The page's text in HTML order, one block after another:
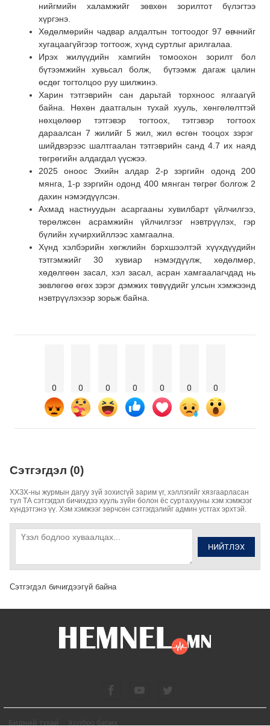
нийгмийн халамжийг зөвхөн зорилтот бүлэгтээ
хүргэнэ.
Хөдөлмөрийн чадвар алдалтын тогтоодог 97 өвчнийг
хугацаагүйгээр тогтоож, хүнд суртлыг арилгалаа.
Ирэх жилүүдийн хамгийн томоохон зорилт бол
бүтээмжийн хувьсал болж, бүтээмж дагаж цалин
өсдөг тогтолцоо руу шилжинэ.
Харин тэтгэврийн сан дарьтай торхноос ялгаагүй
байна. Нөхөн даатгалын тухай хууль, хөнгөлөлттэй
нөхцөлөөр тэтгэвэр тогтоох, тэтгэвэр тогтоох
дараалсан 7 жилийг 5 жил, жил өсгөн тооцох зэрэг
шийдвэрээс шалтгаалан тэтгэврийн санд 4.7 их наяд
төгрөгийн алдагдал үүсжээ.
2025 оноос Эхийн алдар 2-р зэргийн одонд 200
мянга, 1-р зэргийн одонд 400 мянган төгрөг болгож 2
дахин нэмэгдүүлсэн.
Ахмад настнуудын асаргааны хувилбарт үйлчилгээ,
төрөлжсөн асрамжийн үйлчилгээг нэвтрүүлэх, гэр
бүлийн хүчирхийллээс хамгаална.
Хүнд хэлбэрийн хөгжлийн бэрхшээлтэй хүүхдүүдийн
тэтгэмжийг 30 хувиар нэмэгдүүлж, хөдөлмөр,
хөдөлгөөн засал, хэл засал, асран хамгаалагчдад нь
зөвлөгөө өгөх зэрэг дэмжих төвүүдийг улсын хэмжээнд
нэвтрүүлэхээр зорьж байна.
0 0 0 0 0 0 0
Сэтгэгдэл (0)
ХХЗХ-ны журмын дагуу зүй зохисгүй зарим үг, хэллэгийг хязгаарласан
тул ТА сэтгэгдэл бичихдээ хууль зүйн болон ёс суртахууны хэм хэмжээг
хүндэтгэнэ үү. Хэм хэмжээг зөрчсөн сэтгэгдэлийг админ устгах эрхтэй.
НИЙТЛЭХ
Сэтгэгдэл бичигдээгүй байна
Бидний тухай Холбоо барих